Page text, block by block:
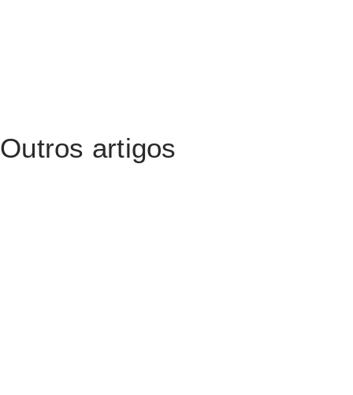
Outros artigos